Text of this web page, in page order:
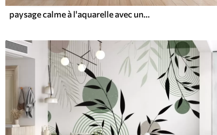
paysage calme à l'aquarelle avec un lac et un arbre en fleurs